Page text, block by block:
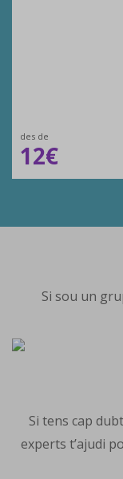
des de
12€
Si sou un
Si tens cap
experts t’ajudi